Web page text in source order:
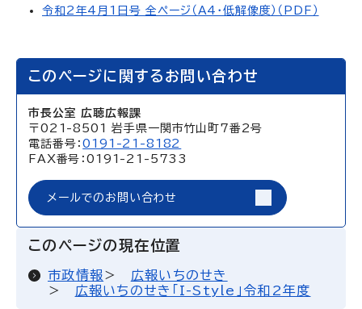
令和2年4月1日号 全ページ（A4・低解像度）（PDF）
このページに関するお問い合わせ
市長公室 広聴広報課
〒021-8501 岩手県一関市竹山町7番2号
電話番号：0191-21-8182
FAX番号：0191-21-5733
メールでのお問い合わせ
このページの現在位置
市政情報
広報いちのせき
広報いちのせき「I-Style」令和2年度